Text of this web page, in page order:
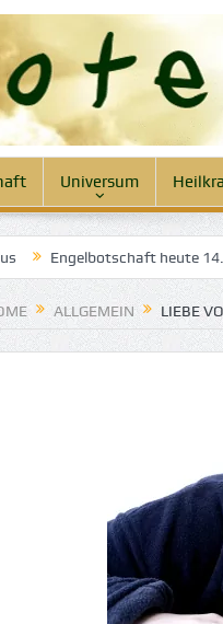
Universum
Engelbotschaft heute 14. April
ALLGEMEIN LIEBE